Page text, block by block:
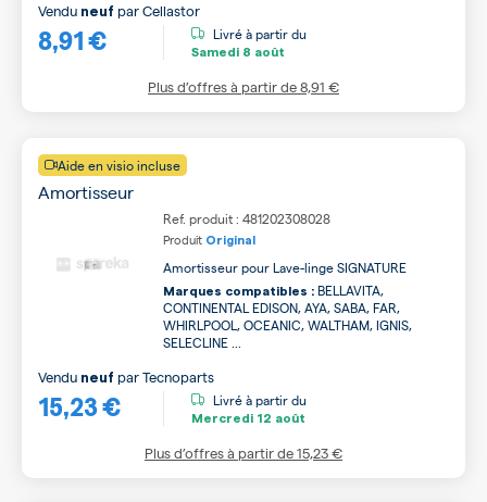
8,91 €
Vendu neuf parCellastor
Livré à partir du
Samedi 8 août
Plus d’offres à partir de8,91 €
Aide en visio incluse
Amortisseur
Ref. produit : 481202308028
Produit Original
Amortisseur pour Lave-linge SIGNATURE
Marques compatibles : BELLAVITA,
CONTINENTAL EDISON, AYA, SABA, FAR,
WHIRLPOOL, OCEANIC, WALTHAM, IGNIS,
SELECLINE ...
15,23 €
Vendu neuf parTecnoparts
Livré à partir du
Mercredi 12 août
Plus d’offres à partir de15,23 €